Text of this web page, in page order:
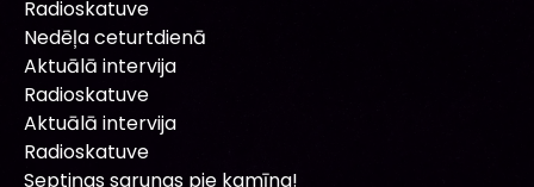
Radioskatuve
Nedēļa ceturtdienā
Aktuālā intervija
Radioskatuve
Aktuālā intervija
Radioskatuve
Septiņas sarunas pie kamīna!